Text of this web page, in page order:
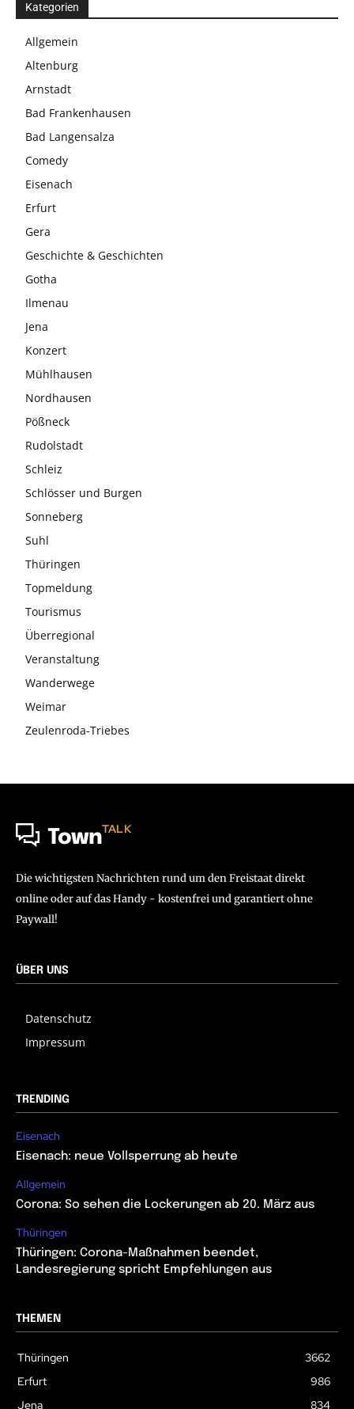
Kategorien
Allgemein
Altenburg
Arnstadt
Bad Frankenhausen
Bad Langensalza
Comedy
Eisenach
Erfurt
Gera
Geschichte & Geschichten
Gotha
Ilmenau
Jena
Konzert
Mühlhausen
Nordhausen
Pößneck
Rudolstadt
Schleiz
Schlösser und Burgen
Sonneberg
Suhl
Thüringen
Topmeldung
Tourismus
Überregional
Veranstaltung
Wanderwege
Weimar
Zeulenroda-Triebes
TownTALK
Die wichtigsten Nachrichten rund um den Freistaat direkt
online oder auf das Handy - kostenfrei und garantiert ohne
Paywall!
ÜBER UNS
Datenschutz
Impressum
TRENDING
Eisenach
Eisenach: neue Vollsperrung ab heute
Allgemein
Corona: So sehen die Lockerungen ab 20. März aus
Thüringen
Thüringen: Corona-Maßnahmen beendet,
Landesregierung spricht Empfehlungen aus
THEMEN
Thüringen
3662
Erfurt
986
Jena
834